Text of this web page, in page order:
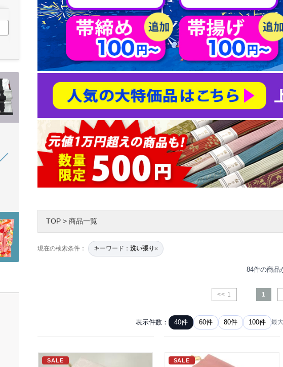
TOP > 商品一覧
現在の検索条件： キーワード： 洗い張り×
84件の商品
<< 1 1
表示件数： 40件 60件 80件 100件 最
SALE SALE